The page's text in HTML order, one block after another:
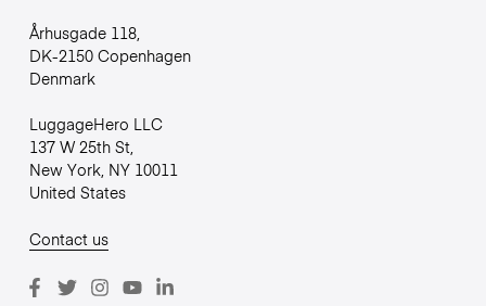
Århusgade 118,
DK-2150 Copenhagen
Denmark
LuggageHero LLC
137 W 25th St,
New York, NY 10011
United States
Contact us